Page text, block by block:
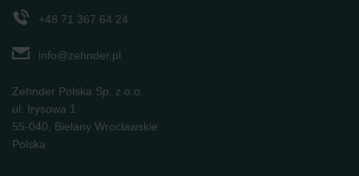
+48 71 367 64 24
info@zehnder.pl
Zehnder Polska Sp. z o.o.
ul. Irysowa 1
55-040, Bielany Wrocławskie
Polska